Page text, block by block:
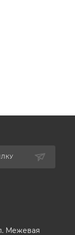
Межевая